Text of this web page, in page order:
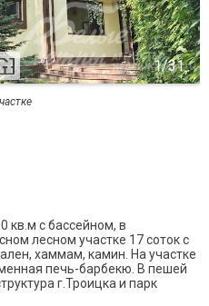
кв.м с бассейном, в
лесном участке 17 соток с
хаммам, камин. На участке
печь-барбекю. В пешей
г.Троицка и парк